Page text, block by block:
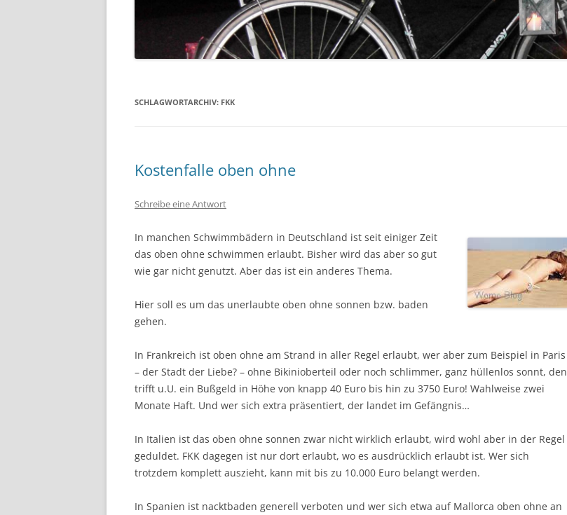
SCHLAGWORTARCHIV: FKK
Kostenfalle oben ohne
Schreibe eine Antwort
In manchen Schwimmbädern in Deutschland ist seit einiger Zeit
das oben ohne schwimmen erlaubt. Bisher wird das aber so gut
wie gar nicht genutzt. Aber das ist ein anderes Thema.
Hier soll es um das unerlaubte oben ohne sonnen bzw. baden
gehen.
In Frankreich ist oben ohne am Strand in aller Regel erlaubt, wer aber zum Beispiel in Paris
– der Stadt der Liebe? – ohne Bikinioberteil oder noch schlimmer, ganz hüllenlos sonnt, den
trifft u.U. ein Bußgeld in Höhe von knapp 40 Euro bis hin zu 3750 Euro! Wahlweise zwei
Monate Haft. Und wer sich extra präsentiert, der landet im Gefängnis…
In Italien ist das oben ohne sonnen zwar nicht wirklich erlaubt, wird wohl aber in der Regel
geduldet. FKK dagegen ist nur dort erlaubt, wo es ausdrücklich erlaubt ist. Wer sich
trotzdem komplett auszieht, kann mit bis zu 10.000 Euro belangt werden.
In Spanien ist nacktbaden generell verboten und wer sich etwa auf Mallorca oben ohne an